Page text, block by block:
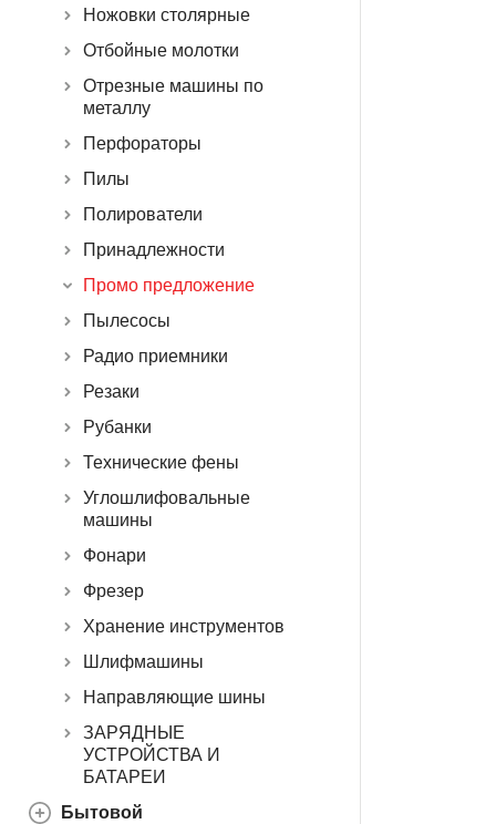
Ножовки столярные
Отбойные молотки
Отрезные машины по
металлу
Перфораторы
Пилы
Полирователи
Принадлежности
Промо предложение
Пылесосы
Радио приемники
Резаки
Рубанки
Технические фены
Углошлифовальные
машины
Фонари
Фрезер
Хранение инструментов
Шлифмашины
Направляющие шины
ЗАРЯДНЫЕ
УСТРОЙСТВА И
БАТАРЕИ
Бытовой